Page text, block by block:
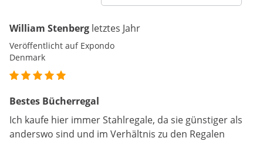
William Stenberg letztes Jahr
Veröffentlicht auf Expondo
Denmark
Bestes Bücherregal
Ich kaufe hier immer Stahlregale, da sie günstiger als
anderswo sind und im Verhältnis zu den Regalen